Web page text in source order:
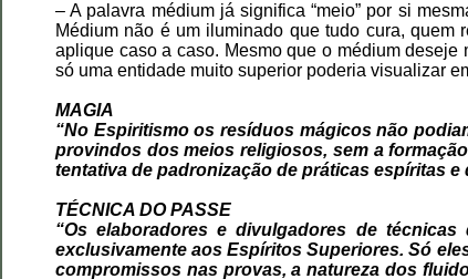
– A palavra médium já significa “meio” por si
Médium não é um iluminado que tudo cura,
aplique caso a caso. Mesmo que o médium
só uma entidade muito superior poderia visualizar
MAGIA
“No Espiritismo os resíduos mágicos não
provindos dos meios religiosos, sem a
tentativa de padronização de práticas espíritas
TÉCNICA DO PASSE
“Os elaboradores e divulgadores de
exclusivamente aos Espíritos Superiores. Só
compromissos nas provas, a natureza dos